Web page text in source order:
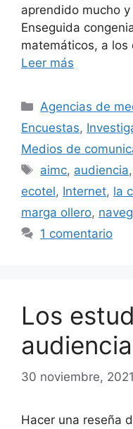
aprendido mucho
Enseguida
matemáticos, a
Leer más
Categorías
Agencias de
Encuestas,
Medios de
Etiquetas
aimc, audiencia,
ecotel, Internet, la
marga ollero,
1 comentario
Los
30 noviembre, 2021
Hacer una reseña